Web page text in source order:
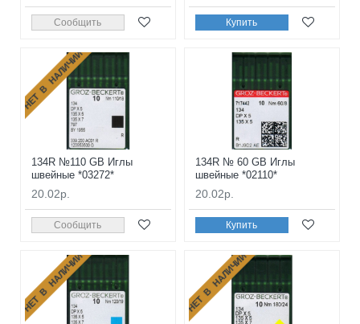
Сообщить Купить
НЕТ В НАЛИЧИИ
134R №110 GB Иглы
швейные *03272*
20.02р.
Сообщить
134R № 60 GB Иглы
швейные *02110*
20.02р.
Купить
НЕТ В НАЛИЧИИ НЕТ В НАЛИЧИИ